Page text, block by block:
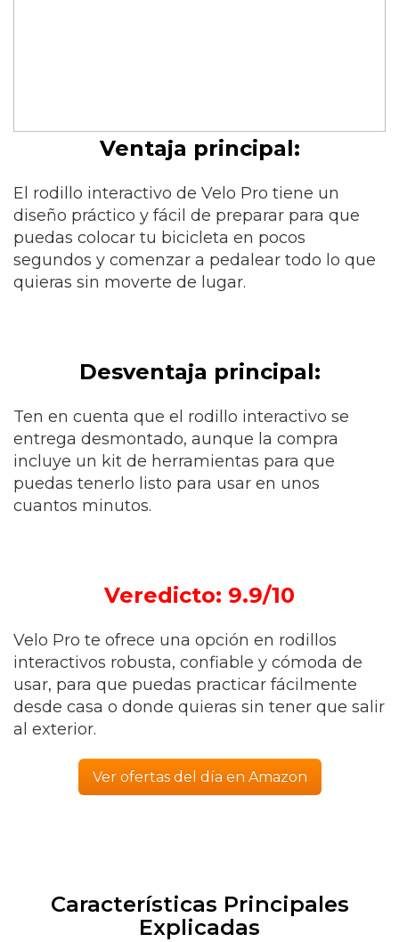
Ventaja principal:
El rodillo interactivo de Velo Pro tiene un
diseño práctico y fácil de preparar para que
puedas colocar tu bicicleta en pocos
segundos y comenzar a pedalear todo lo que
quieras sin moverte de lugar.
Desventaja principal:
Ten en cuenta que el rodillo interactivo se
entrega desmontado, aunque la compra
incluye un kit de herramientas para que
puedas tenerlo listo para usar en unos
cuantos minutos.
Veredicto: 9.9/10
Velo Pro te ofrece una opción en rodillos
interactivos robusta, confiable y cómoda de
usar, para que puedas practicar fácilmente
desde casa o donde quieras sin tener que salir
al exterior.
Ver ofertas del día en Amazon
Características Principales
Explicadas